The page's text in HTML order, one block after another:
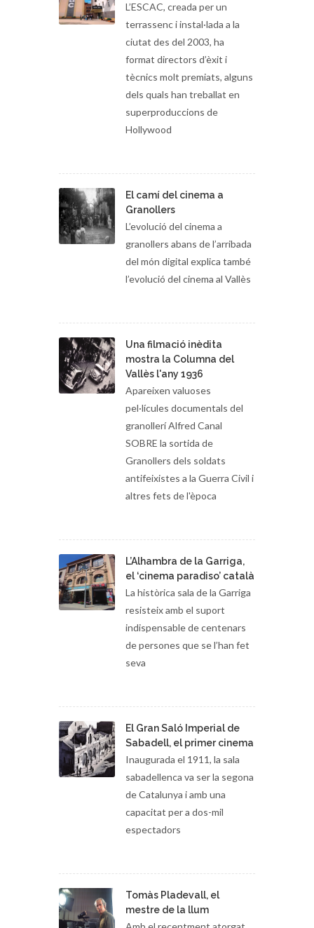
L’ESCAC, creada per un
terrassenc i instal·lada a la
ciutat des del 2003, ha
format directors d’èxit i
tècnics molt premiats, alguns
dels quals han treballat en
superproduccions de
Hollywood
El camí del cinema a
Granollers
L’evolució del cinema a
granollers abans de l’arribada
del món digital explica també
l’evolució del cinema al Vallès
Una filmació inèdita
mostra la Columna del
Vallès l'any 1936
Apareixen valuoses
pel·lícules documentals del
granollerí Alfred Canal
SOBRE la sortida de
Granollers dels soldats
antifeixistes a la Guerra Civil i
altres fets de l'època
L’Alhambra de la Garriga,
el ‘cinema paradiso’ català
La històrica sala de la Garriga
resisteix amb el suport
indispensable de centenars
de persones que se l’han fet
seva
El Gran Saló Imperial de
Sabadell, el primer cinema
Inaugurada el 1911, la sala
sabadellenca va ser la segona
de Catalunya i amb una
capacitat per a dos-mil
espectadors
Tomàs Pladevall, el
mestre de la llum